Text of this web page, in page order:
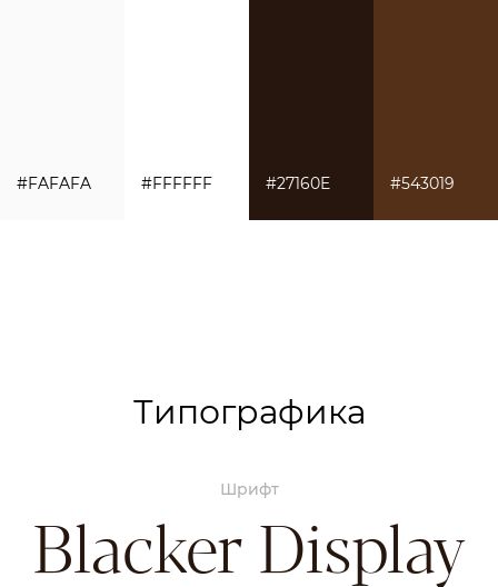
#FAFAFA #FFFFFF #27160E #543019
Типографика
Шрифт
Blacker Display